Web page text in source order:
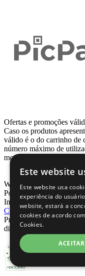
Ofertas e promoções
Caso os produtos
válido é o do carrinho de
número máximo de
momento, de acordo
Webcontinental LTDA |
Porto Alegre - RS -
Inscrição Estadual:
Conosco|
Proibida reprodução
direitos reservados -
Este website
Este website usa
experiência do
website, estará a
cookies de acordo
Cookies.